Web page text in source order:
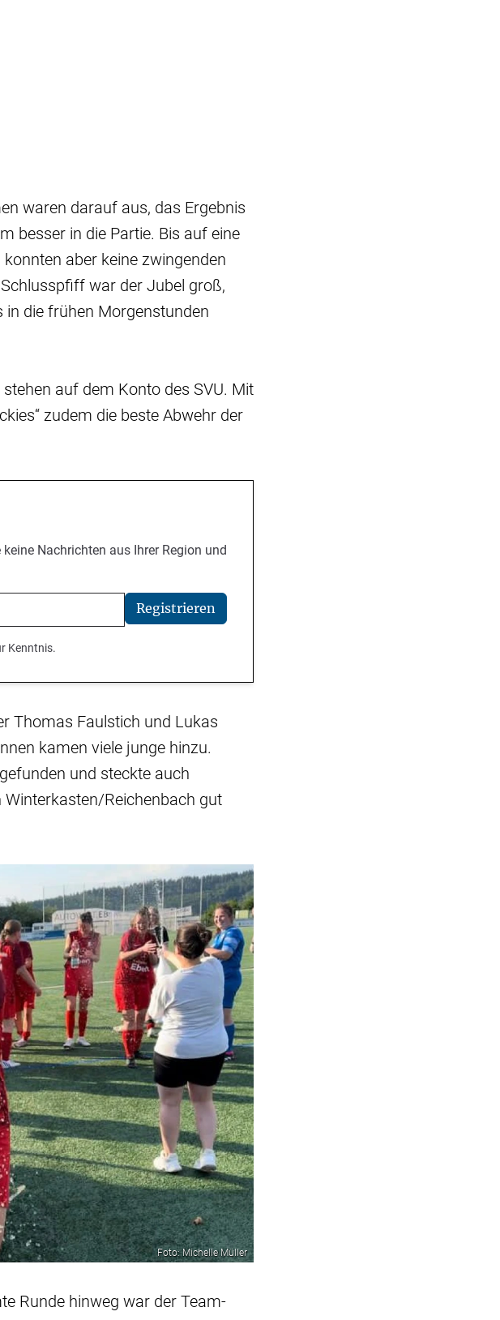
waren darauf aus, das Ergebnis
besser in die Partie. Bis auf eine
aber keine zwingenden
war der Jubel groß,
die frühen Morgenstunden
auf dem Konto des SVU. Mit
zudem die beste Abwehr der
Nachrichten aus Ihrer Region und
Registrieren
Kenntnis.
Thomas Faulstich und Lukas
kamen viele junge hinzu.
und steckte auch
Winterkasten/Reichenbach gut
Foto: Michelle Müller
Runde hinweg war der Team-